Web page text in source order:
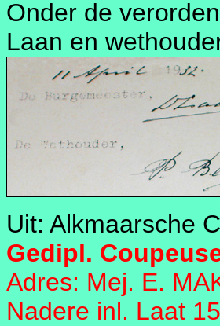
Onder de
Laan en
Uit: Alkmaarsche
Gedipl.
Adres: Mej. E.
Nadere inl. Laat